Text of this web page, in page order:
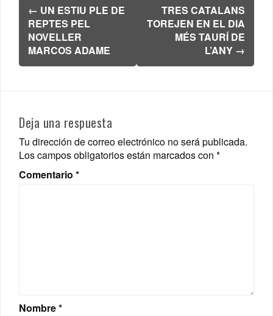
de
entradas
← UN ESTIU PLE DE
REPTES PEL
NOVELLER
MARCOS ADAME
TRES CATALANS
TOREJEN EN EL DIA
MÉS TAURÍ DE
L’ANY →
Deja una respuesta
Tu dirección de correo electrónico no será publicada.
Los campos obligatorios están marcados con *
Comentario *
Nombre*